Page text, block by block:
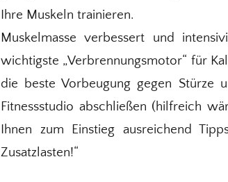
Ihre Muskeln trainieren.
Muskelmasse verbessert und
wichtigste „Verbrennungsmotor“ für
die beste Vorbeugung gegen Stürze
Fitnessstudio abschließen (hilfreich
Ihnen zum Einstieg ausreichend
Zusatzlasten!“